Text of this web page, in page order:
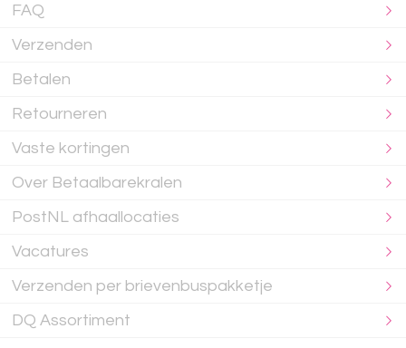
FAQ
Verzenden
Betalen
Retourneren
Vaste kortingen
Over Betaalbarekralen
PostNL afhaallocaties
Vacatures
Verzenden per brievenbuspakketje
DQ Assortiment